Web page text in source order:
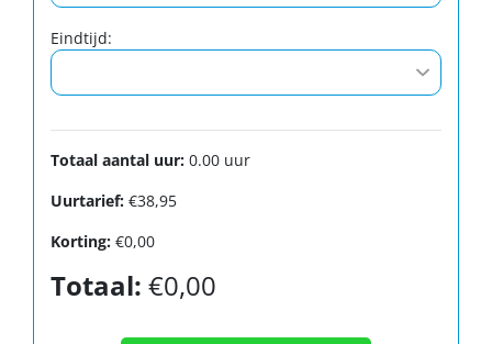
Eindtijd:
Totaal aantal uur: 0.00 uur
Uurtarief: €38,95
Korting: €0,00
Totaal: €0,00